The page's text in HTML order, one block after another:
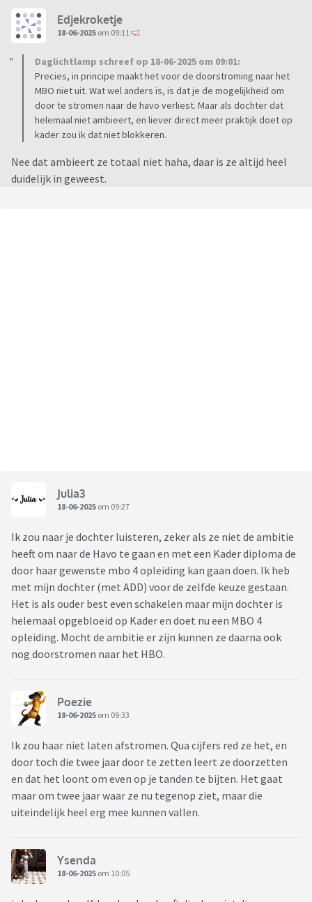
Edjekroketje
18-06-2025 om 09:11
Daglichtlamp schreef op 18-06-2025 om 09:01:
Precies, in principe maakt het voor de doorstroming naar het
MBO niet uit. Wat wel anders is, is dat je de mogelijkheid om
door te stromen naar de havo verliest. Maar als dochter dat
helemaal niet ambieert, en liever direct meer praktijk doet op
kader zou ik dat niet blokkeren.
Nee dat ambieert ze totaal niet haha, daar is ze altijd heel
duidelijk in geweest.
Julia3
18-06-2025 om 09:27
Ik zou naar je dochter luisteren, zeker als ze niet de ambitie
heeft om naar de Havo te gaan en met een Kader diploma de
door haar gewenste mbo 4 opleiding kan gaan doen. Ik heb
met mijn dochter (met ADD) voor de zelfde keuze gestaan.
Het is als ouder best even schakelen maar mijn dochter is
helemaal opgebloeid op Kader en doet nu een MBO 4
opleiding. Mocht de ambitie er zijn kunnen ze daarna ook
nog doorstromen naar het HBO.
Poezie
18-06-2025 om 09:33
Ik zou haar niet laten afstromen. Qua cijfers red ze het, en
door toch die twee jaar door te zetten leert ze doorzetten
en dat het loont om even op je tanden te bijten. Het gaat
maar om twee jaar waar ze nu tegenop ziet, maar die
uiteindelijk heel erg mee kunnen vallen.
Ysenda
18-06-2025 om 10:05